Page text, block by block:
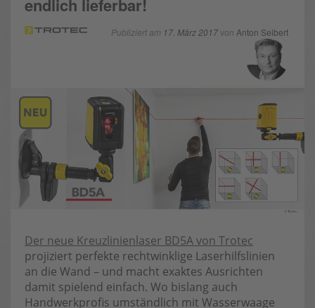
endlich lieferbar!
Publiziert am 17. März 2017von Anton Seibert
Der neue Kreuzlinienlaser BD5A von Trotec
projiziert perfekte rechtwinklige Laserhilfslinien
an die Wand – und macht exaktes Ausrichten
damit spielend einfach. Wo bislang auch
Handwerkprofis umständlich mit Wasserwaage